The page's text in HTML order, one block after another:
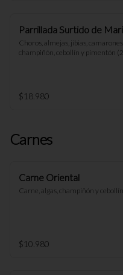
Parrillada Surtido de
Choros, almejas, jibias,
champiñón, cebollín y pimentón
$18.980
Carnes
Carne Oriental
Carne, algas, champiñón y cebollín
$10.980